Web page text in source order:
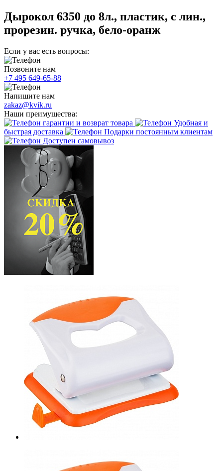
Дырокол 6350 до 8л., пластик, с лин.,
прорезин. ручка, бело-оранж
Если у вас есть вопросы:
Позвоните нам
+7 495 649-65-88
Напишите нам
zakaz@kvik.ru
Наши преимущества:
гарантии и возврат товара
Удобная и
быстрая доставка
Подарки постоянным клиентам
Доступен самовывоз